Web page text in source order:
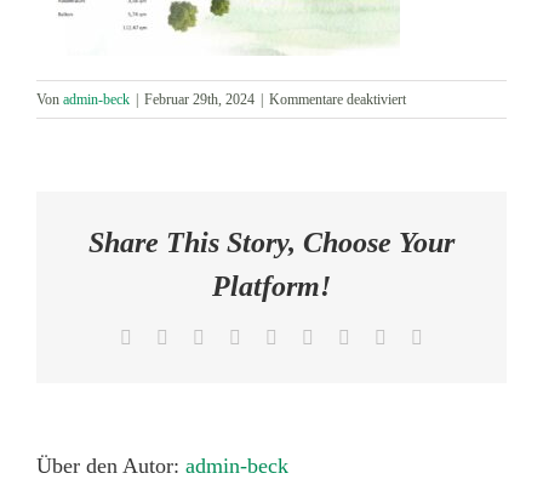
AKTUELLES
KONTAKT
Von admin-beck Februar 29th, 2024 Kommentare deaktiviertfür
Bildschirmfoto
21.09.57
Share This Story, Choose Your
Platform!
Facebook Reddit LinkedInWhatsApp
TumblrPinterest
Über den Autor: admin-beck